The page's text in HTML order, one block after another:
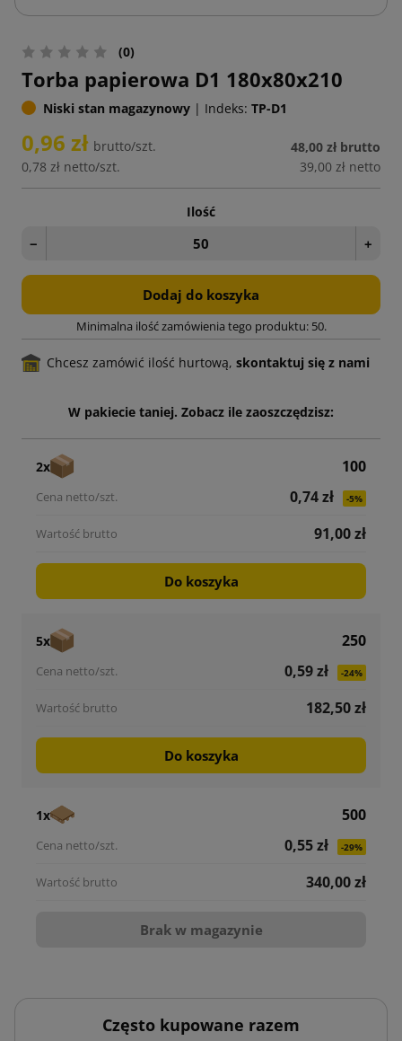
(0)
Torba papierowa D1 180x80x210
Niski stan magazynowy | Indeks: TP-D1
0,96 zł brutto/szt.
0,78 zł netto/szt.
48,00 zł brutto
39,00 zł netto
Ilość
− +
Dodaj do koszyka
Minimalna ilość zamówienia tego produktu: 50.
Chcesz zamówić ilość hurtową, skontaktuj się z nami
W pakiecie taniej. Zobacz ile zaoszczędzisz:
2x
100
0,74 zł
-5%
91,00 zł
Do koszyka
5x
250
0,59 zł
-24%
182,50 zł
Do koszyka
1x
500
0,55 zł
-29%
340,00 zł
Brak w magazynie
Często kupowane razem